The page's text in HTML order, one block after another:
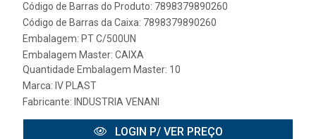
Código de Barras do Produto: 7898379890260
Código de Barras da Caixa: 7898379890260
Embalagem: PT C/500UN
Embalagem Master: CAIXA
Quantidade Embalagem Master: 10
Marca: IV PLAST
Fabricante: INDUSTRIA VENANI
LOGIN P/ VER PREÇO